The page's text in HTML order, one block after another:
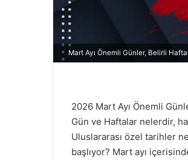
Mart Ayı Önemli Günler, Belirli
2026 Mart Ayı Önemli
Gün ve Haftalar nelerdir,
Uluslararası özel tarihler
başlıyor? Mart ayı